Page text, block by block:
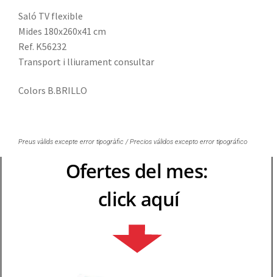
Saló TV flexible
Mides 180x260x41 cm
Ref. K56232
Transport i lliurament consultar
Colors B.BRILLO
Preus vàlids excepte error tipogràfic / Precios válidos excepto error tipográfico
Ofertes del mes:
click aquí